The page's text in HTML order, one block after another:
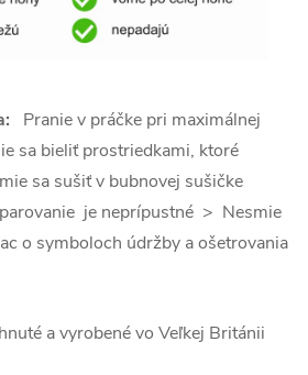
Pranie v práčke pri maximálnej
sa bieliť prostriedkami, ktoré
sa sušiť v bubnovej sušičke
je neprípustné > Nesmie
o symboloch údržby a ošetrovania
a vyrobené vo Veľkej Británii